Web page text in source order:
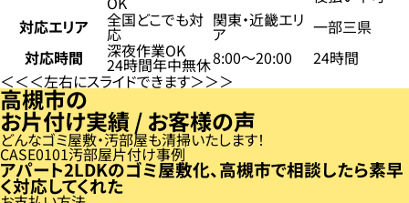
対応エリア
全国どこでも対
応
関東・近畿エリ
ア
一部三県
対応時間
深夜作業OK
24時間年中無休8:00〜20:00
24時間
左右にスライドできます
高槻市の
お片付け実績 / お客様の声
どんなゴミ屋敷・汚部屋も清掃いたします！
CASE 01汚部屋片付け事例
アパート2LDKのゴミ屋敷化、高槻市で相談したら素早
く対応してくれた